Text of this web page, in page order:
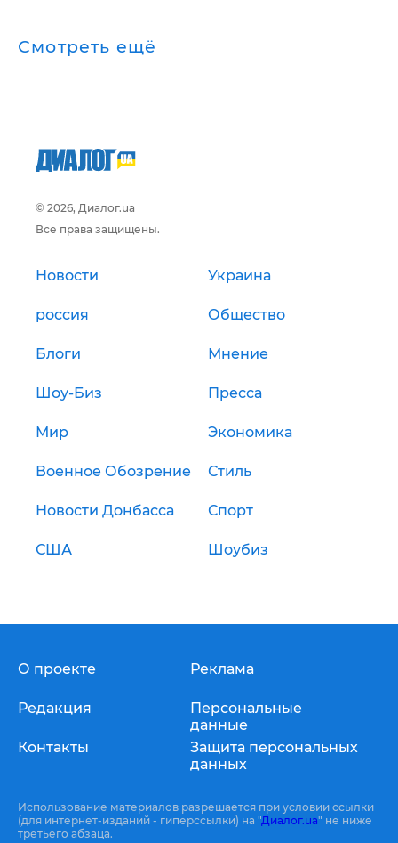
Смотреть ещё
© 2026, Диалог.ua
Все права защищены.
Новости Украина
россия Общество
Блоги Мнение
Шоу-Биз Пресса
Мир Экономика
Военное Обозрение Стиль
Новости Донбасса Спорт
США Шоубиз
О проекте
Редакция
Контакты
Реклама
Персональные
данные
Защита персональных
данных
Использование материалов разрешается при условии ссылки
(для интернет-изданий - гиперссылки) на "Диалог.ua" не ниже
третьего абзаца.